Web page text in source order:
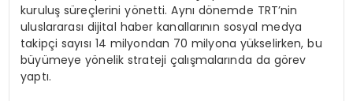
kuruluş süreçlerini yönetti. Aynı dönemde TRT’nin
uluslararası dijital haber kanallarının sosyal medya
takipçi sayısı 14 milyondan 70 milyona yükselirken, bu
büyümeye yönelik strateji çalışmalarında da görev
yaptı.